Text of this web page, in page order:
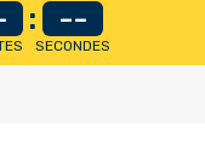
: --
SECONDES